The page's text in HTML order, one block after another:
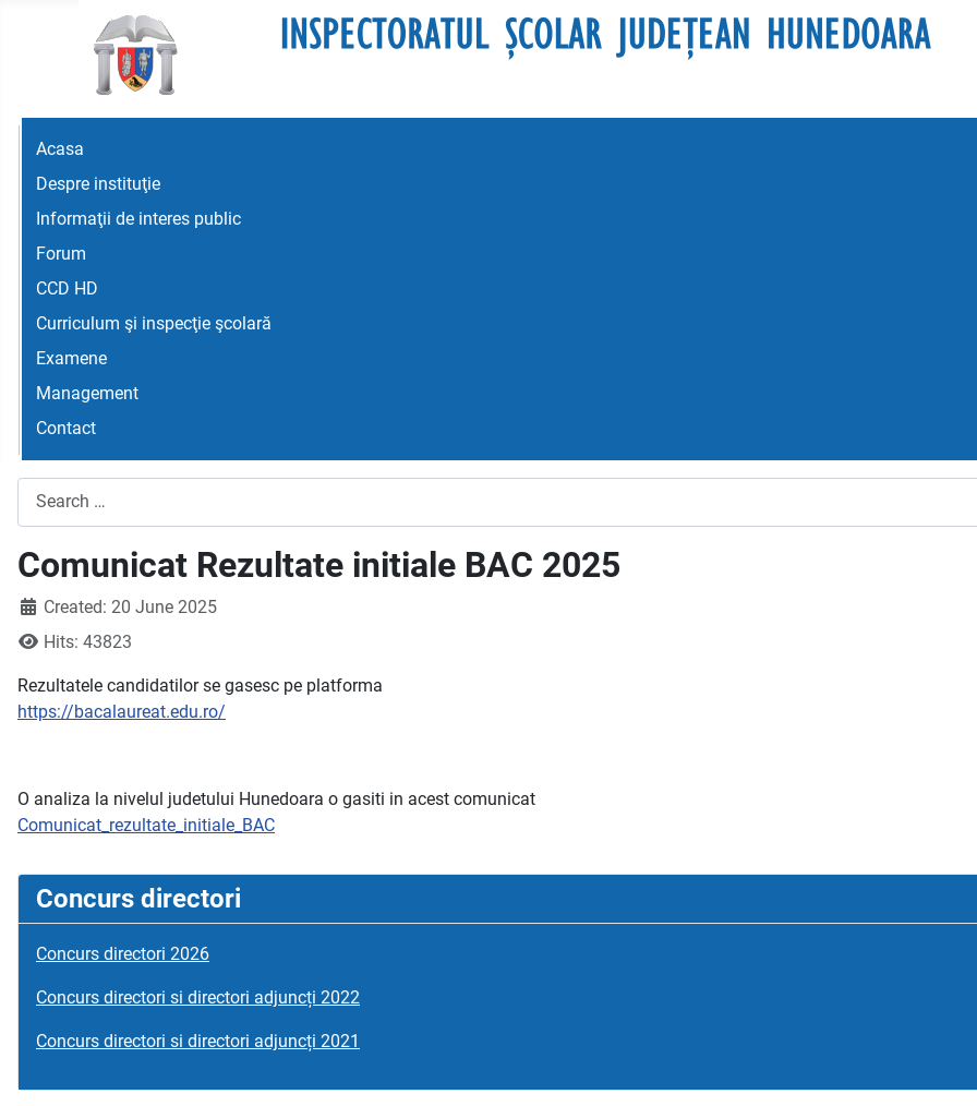
Acasa
Despre instituţie
Informaţii de interes public
Forum
CCD HD
Curriculum şi inspecţie şcolară
Examene
Management
Contact
Comunicat Rezultate initiale BAC 2025
Created: 20 June 2025
Hits: 43823
Rezultatele candidatilor se gasesc pe platforma
https://bacalaureat.edu.ro/
O analiza la nivelul judetului Hunedoara o gasiti in acest comunicat
Comunicat_rezultate_initiale_BAC
Concurs directori
Concurs directori 2026
Concurs directori si directori adjuncți 2022
Concurs directori si directori adjuncți 2021